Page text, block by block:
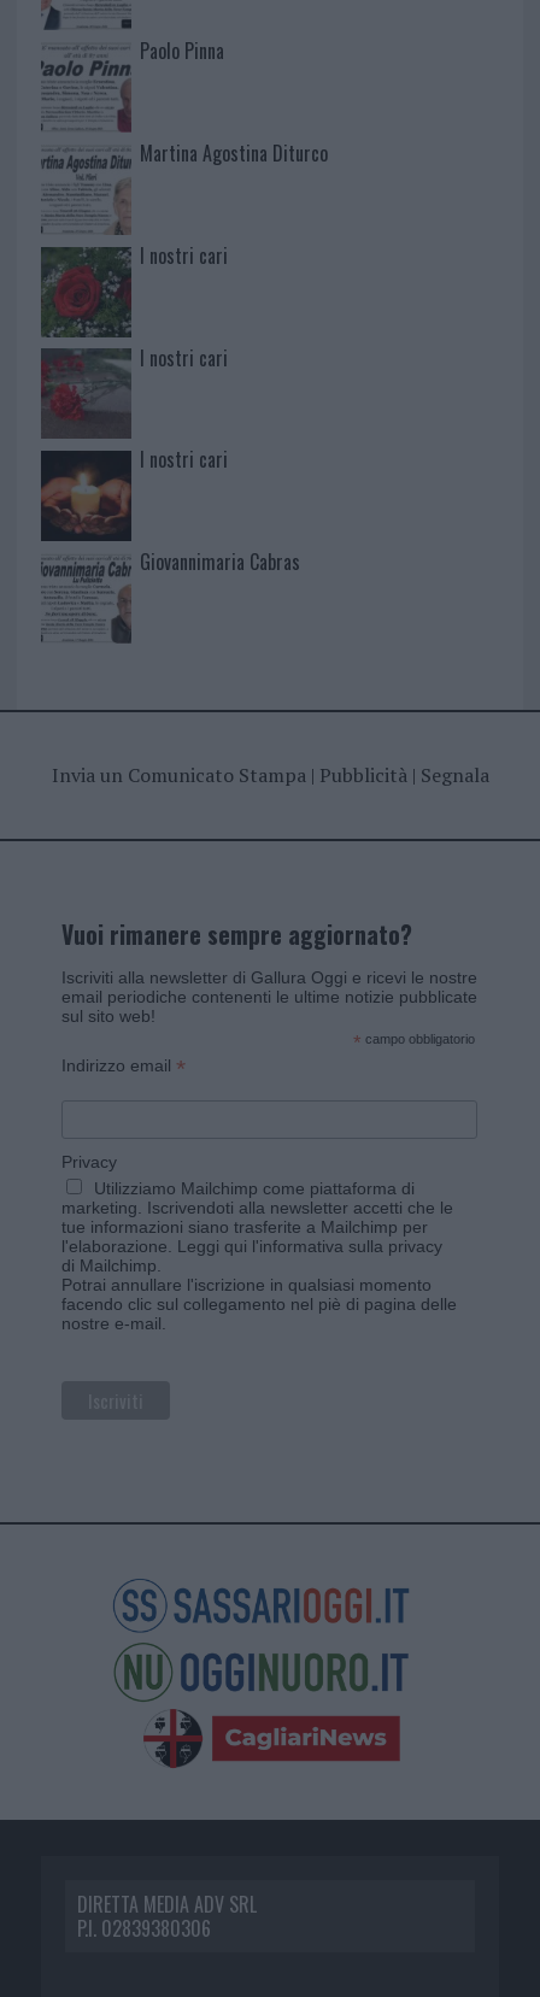
Paolo Pinna
Martina Agostina Diturco
I nostri cari
I nostri cari
I nostri cari
Giovannimaria Cabras
Invia un Comunicato Stampa| Pubblicità| Segnala
Vuoi rimanere sempre aggiornato?
Iscriviti alla newsletter di Gallura Oggi e ricevi le nostre
email periodiche contenenti le ultime notizie pubblicate
sul sito web!
* campo obbligatorio
Indirizzo email *
Privacy
Utilizziamo Mailchimp come piattaforma di
marketing. Iscrivendoti alla newsletter accetti che le
tue informazioni siano trasferite a Mailchimp per
l'elaborazione. Leggi qui l'informativa sulla privacy
di Mailchimp
Potrai annullare l'iscrizione in qualsiasi momento
facendo clic sul collegamento nel piè di pagina delle
nostre e-mail.
DIRETTA MEDIA ADV SRL
P.I. 02839380306